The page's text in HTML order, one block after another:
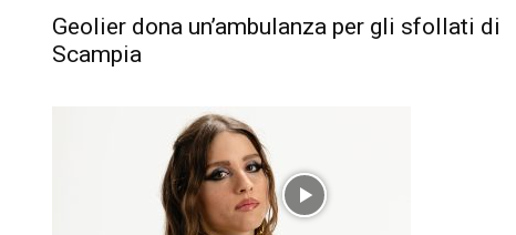
Geolier dona un’ambulanza per gli sfollati di
Scampia